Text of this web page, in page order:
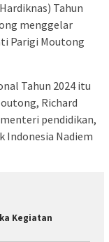
Tahun
menggelar
Parigi Moutong
Tahun 2024 itu
Richard
pendidikan,
Indonesia Nadiem
Kegiatan